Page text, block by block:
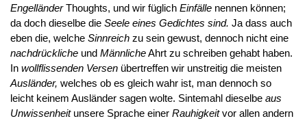
EngelländerThoughts, und wir füglich Einfällenennen können;
da doch dieselbe die Seele eines Gedichtes sind. Ja dass auch
eben die, welche Sinnreichzu sein gewust, dennoch nicht eine
nachdrücklicheund MännlicheAhrt zu schreiben gehabt haben.
In wollflissenden Versenübertreffen wir unstreitig die meisten
Ausländer, welches ob es gleich wahr ist, man dennoch so
leicht keinem Ausländer sagen wolte. Sintemahl dieselbe aus
Unwissenheitunsere Sprache einer Rauhigkeitvor allen andern